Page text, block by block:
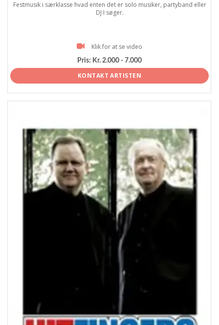
Festmusik i særklasse hvad enten det er solo musiker, partyband eller
DJ I søger.
Klik for at se video
Pris: Kr. 2.000 - 7.000
KONTAKT ARTISTEN